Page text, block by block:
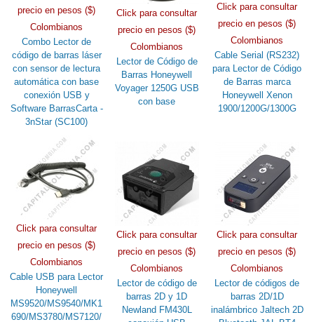
precio en pesos ($)
Colombianos
Combo Lector de
código de barras láser
con sensor de lectura
automática con base
conexión USB y
Software BarrasCarta -
3nStar (SC100)
Click para consultar
precio en pesos ($)
Colombianos
Lector de Código de
Barras Honeywell
Voyager 1250G USB
con base
Click para consultar
precio en pesos ($)
Colombianos
Cable Serial (RS232)
para Lector de Código
de Barras marca
Honeywell Xenon
1900/1200G/1300G
Click para consultar
precio en pesos ($)
Colombianos
Cable USB para Lector
Honeywell
MS9520/MS9540/MK1
690/MS3780/MS7120/
Click para consultar
precio en pesos ($)
Colombianos
Lector de código de
barras 2D y 1D
Newland FM430L
Click para consultar
precio en pesos ($)
Colombianos
Lector de códigos de
barras 2D/1D
inalámbrico Jaltech 2D